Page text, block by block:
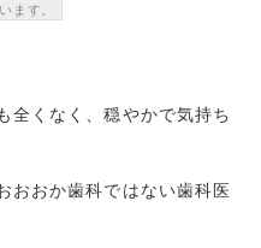
ます。
全くなく、穏やかで気持ち
おおか歯科ではない歯科医